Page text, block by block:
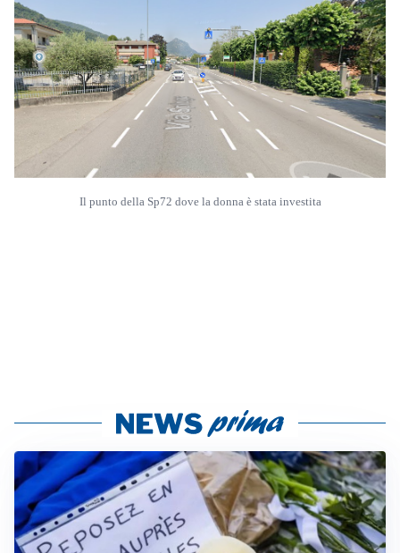
Il punto della Sp72 dove la donna è stata investita